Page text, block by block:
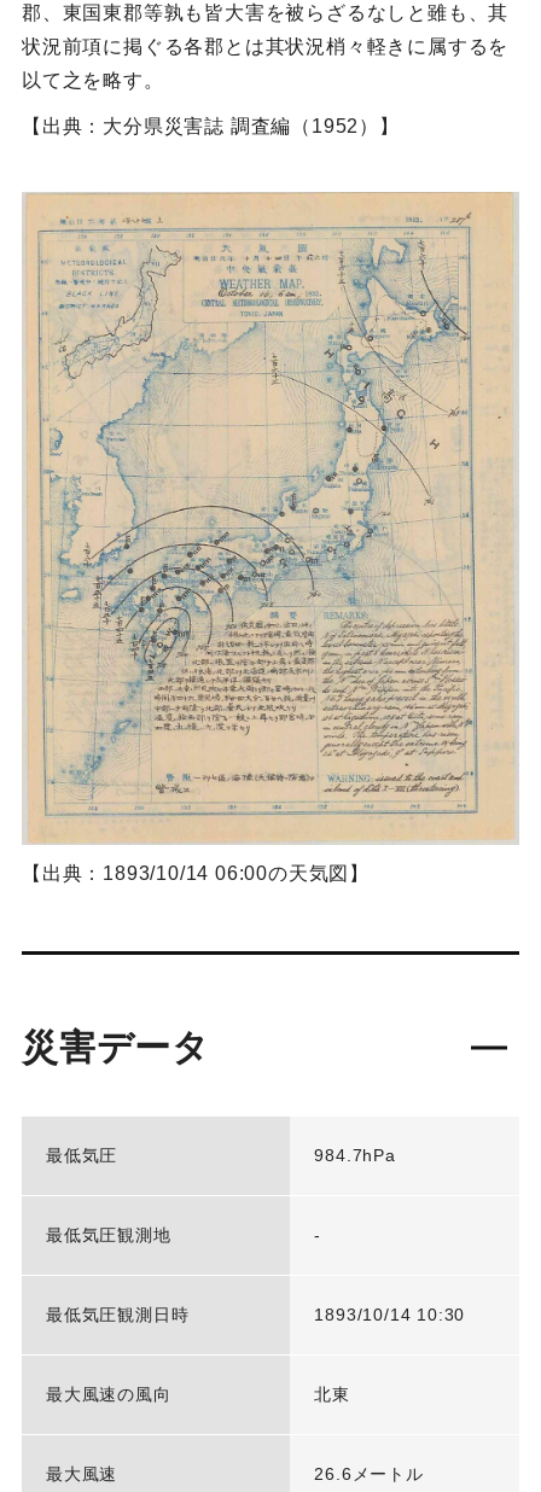
郡、東国東郡等孰も皆大害を被らざるなしと雖も、其
状況前項に掲ぐる各郡とは其状況梢々軽きに属するを
以て之を略す。
【出典：大分県災害誌 調査編（1952）】
【出典：1893/10/14 06:00の天気図】
災害データ
最低気圧 984.7hPa
最低気圧観測地 -
最低気圧観測日時 1893/10/14 10:30
最大風速の風向 北東
最大風速 26.6メートル